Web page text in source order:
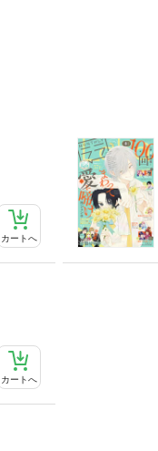
カートへ
カートへ